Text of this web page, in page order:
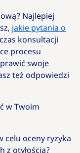
Najlepiej
jakie pytania o
konsultacji
procesu
swoje
też odpowiedzi
w Twoim
celu oceny ryzyka
z otyłością?